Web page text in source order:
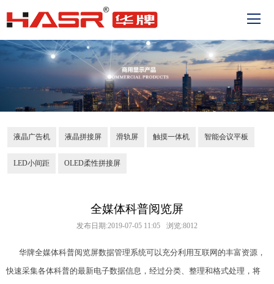
液晶广告机 液晶拼接屏 滑轨屏 触摸一体机 智能会议平板
LED小间距 OLED柔性拼接屏
全媒体科普阅览屏
发布日期:2019-07-05 11:05 浏览:8012
华牌全媒体科普阅览屏数据管理系统可以充分利用互联网的丰富资源，
快速采集各体科普的最新电子数据信息，经过分类、整理和格式处理，将